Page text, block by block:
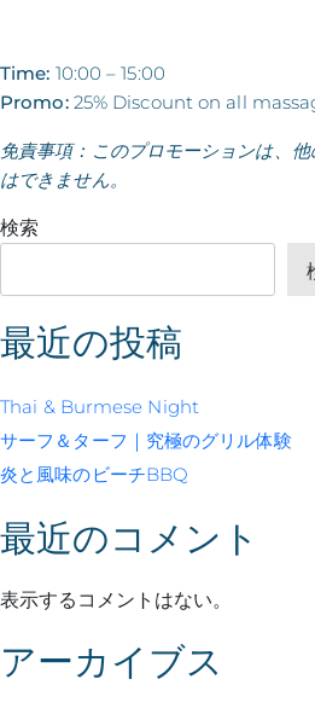
Time: 10:00 – 15:00
Promo:25% Discount on all
免責事項：このプロモーションは、
はできません。
検索
最近の投稿
Thai & Burmese Night
サーフ＆ターフ｜究極のグリル体験
炎と風味のビーチBBQ
最近のコメント
表示するコメントはない。
アーカイブス